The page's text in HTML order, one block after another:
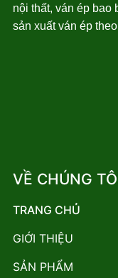
nội thất, ván ép bao
sản xuất ván ép
VỀ CHÚNG
TRANG CHỦ
GIỚI THIỆU
SẢN PHẨM